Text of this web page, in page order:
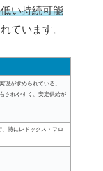
い持続可能
ています。
現が求められている。
されやすく、安定供給が
特にレドックス・フロ